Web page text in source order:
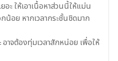
ะ ให้เอาเนื้อหาส่วนนี้ให้แม่น
น้อย หากเวลากระชั้นชิดมาก
าจต้องทุ่มเวลาสักหน่อย เพื่อให้